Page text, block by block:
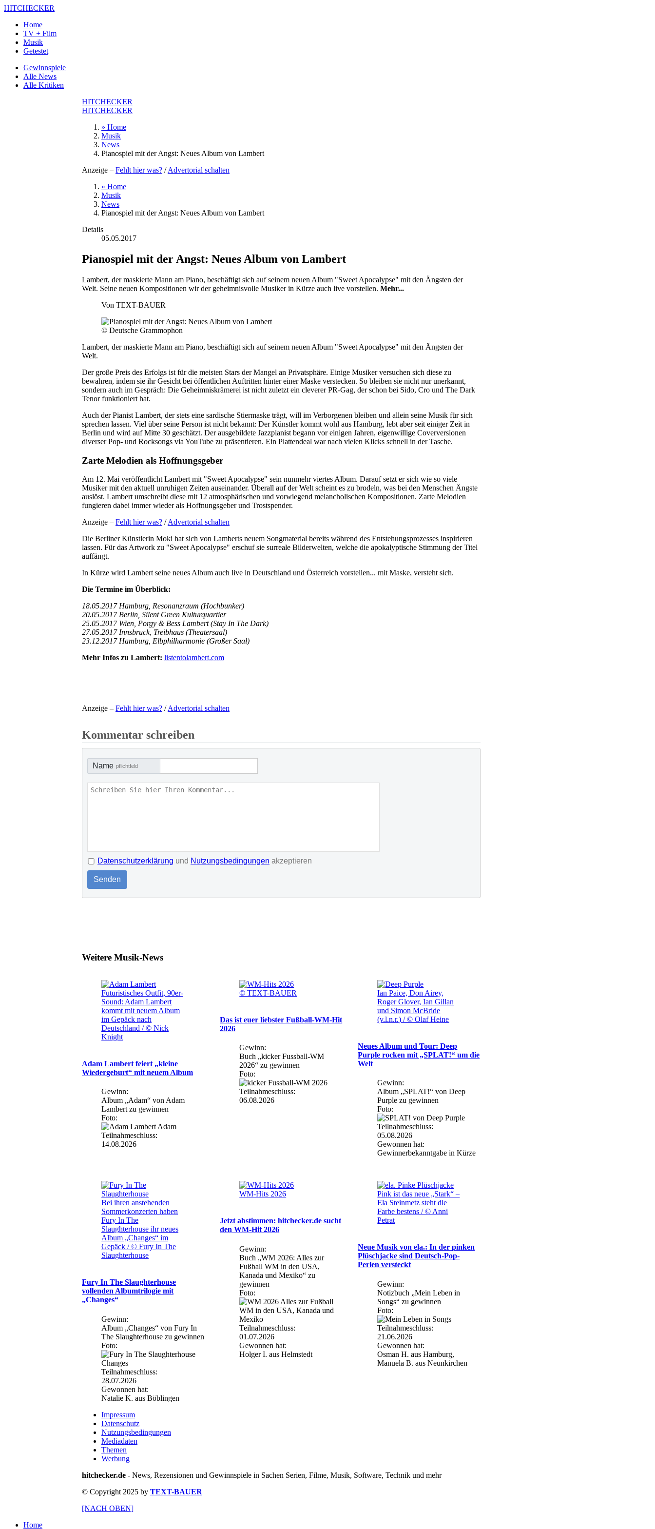
HITCHECKER
Home
TV + Film
Musik
Getestet
Gewinnspiele
Alle News
Alle Kritiken
HITCHECKER
HITCHECKER
» Home
Musik
News
Pianospiel mit der Angst: Neues Album von Lambert
Anzeige – Fehlt hier was? /Advertorial schalten
» Home
Musik
News
Pianospiel mit der Angst: Neues Album von Lambert
Details
05.05.2017
Pianospiel mit der Angst: Neues Album von Lambert
Lambert, der maskierte Mann am Piano, beschäftigt sich auf seinem neuen Album "Sweet Apocalypse" mit den Ängsten der
Welt. Seine neuen Kompositionen wir der geheimnisvolle Musiker in Kürze auch live vorstellen. Mehr...
Von TEXT-BAUER
© Deutsche Grammophon
Lambert, der maskierte Mann am Piano, beschäftigt sich auf seinem neuen Album "Sweet Apocalypse" mit den Ängsten der
Welt.
Der große Preis des Erfolgs ist für die meisten Stars der Mangel an Privatsphäre. Einige Musiker versuchen sich diese zu
bewahren, indem sie ihr Gesicht bei öffentlichen Auftritten hinter einer Maske verstecken. So bleiben sie nicht nur unerkannt,
sondern auch im Gespräch: Die Geheimniskrämerei ist nicht zuletzt ein cleverer PR-Gag, der schon bei Sido, Cro und The Dark
Tenor funktioniert hat.
Auch der Pianist Lambert, der stets eine sardische Stiermaske trägt, will im Verborgenen bleiben und allein seine Musik für sich
sprechen lassen. Viel über seine Person ist nicht bekannt: Der Künstler kommt wohl aus Hamburg, lebt aber seit einiger Zeit in
Berlin und wird auf Mitte 30 geschätzt. Der ausgebildete Jazzpianist begann vor einigen Jahren, eigenwillige Coverversionen
diverser Pop- und Rocksongs via YouTube zu präsentieren. Ein Plattendeal war nach vielen Klicks schnell in der Tasche.
Zarte Melodien als Hoffnungsgeber
Am 12. Mai veröffentlicht Lambert mit "Sweet Apocalypse" sein nunmehr viertes Album. Darauf setzt er sich wie so viele
Musiker mit den aktuell unruhigen Zeiten auseinander. Überall auf der Welt scheint es zu brodeln, was bei den Menschen Ängste
auslöst. Lambert umschreibt diese mit 12 atmosphärischen und vorwiegend melancholischen Kompositionen. Zarte Melodien
fungieren dabei immer wieder als Hoffnungsgeber und Trostspender.
Anzeige – Fehlt hier was? /Advertorial schalten
Die Berliner Künstlerin Moki hat sich von Lamberts neuem Songmaterial bereits während des Entstehungsprozesses inspirieren
lassen. Für das Artwork zu "Sweet Apocalypse" erschuf sie surreale Bilderwelten, welche die apokalyptische Stimmung der Titel
auffängt.
In Kürze wird Lambert seine neues Album auch live in Deutschland und Österreich vorstellen... mit Maske, versteht sich.
Die Termine im Überblick:
18.05.2017 Hamburg, Resonanzraum (Hochbunker)
20.05.2017 Berlin, Silent Green Kulturquartier
25.05.2017 Wien, Porgy & Bess Lambert (Stay In The Dark)
27.05.2017 Innsbruck, Treibhaus (Theatersaal)
23.12.2017 Hamburg, Elbphilharmonie (Großer Saal)
Mehr Infos zu Lambert: listentolambert.com
Anzeige – Fehlt hier was? /Advertorial schalten
Kommentar schreiben
Name pflichtfeld
Datenschutzerklärung und Nutzungsbedingungen akzeptieren
Senden
Weitere Musik-News
Futuristisches Outfit, 90er-
Sound: Adam Lambert
kommt mit neuem Album
im Gepäck nach
Deutschland / © Nick
Knight
Adam Lambert feiert „kleine
Wiedergeburt“ mit neuem Album
Gewinn:
Album „Adam“ von Adam
Lambert zu gewinnen
Foto:
Teilnahmeschluss:
14.08.2026
© TEXT-BAUER
Das ist euer liebster Fußball-WM-Hit
2026
Gewinn:
Buch „kicker Fussball-WM
2026“ zu gewinnen
Foto:
Teilnahmeschluss:
06.08.2026
Ian Paice, Don Airey,
Roger Glover, Ian Gillan
und Simon McBride
(v.l.n.r.) / © Olaf Heine
Neues Album und Tour: Deep
Purple rocken mit „SPLAT!“ um die
Welt
Gewinn:
Album „SPLAT!“ von Deep
Purple zu gewinnen
Foto:
Teilnahmeschluss:
05.08.2026
Gewonnen hat:
Gewinnerbekanntgabe in Kürze
Bei ihren anstehenden
Sommerkonzerten haben
Fury In The
Slaughterhouse ihr neues
Album „Changes“ im
Gepäck / © Fury In The
Slaughterhouse
Fury In The Slaughterhouse
vollenden Albumtrilogie mit
„Changes“
Gewinn:
Album „Changes“ von Fury In
The Slaughterhouse zu gewinnen
Foto:
Teilnahmeschluss:
28.07.2026
Gewonnen hat:
Natalie K. aus Böblingen
WM-Hits 2026
Jetzt abstimmen: hitchecker.de sucht
den WM-Hit 2026
Gewinn:
Buch „WM 2026: Alles zur
Fußball WM in den USA,
Kanada und Mexiko“ zu
gewinnen
Foto:
Teilnahmeschluss:
01.07.2026
Gewonnen hat:
Holger I. aus Helmstedt
Pink ist das neue „Stark“ –
Ela Steinmetz steht die
Farbe bestens / © Anni
Petrat
Neue Musik von ela.: In der pinken
Plüschjacke sind Deutsch-Pop-
Perlen versteckt
Gewinn:
Notizbuch „Mein Leben in
Songs“ zu gewinnen
Foto:
Teilnahmeschluss:
21.06.2026
Gewonnen hat:
Osman H. aus Hamburg,
Manuela B. aus Neunkirchen
Impressum
Datenschutz
Nutzungsbedingungen
Mediadaten
Themen
Werbung
hitchecker.de - News, Rezensionen und Gewinnspiele in Sachen Serien, Filme, Musik, Software, Technik und mehr
© Copyright 2025 by TEXT-BAUER
[NACH OBEN]
Home